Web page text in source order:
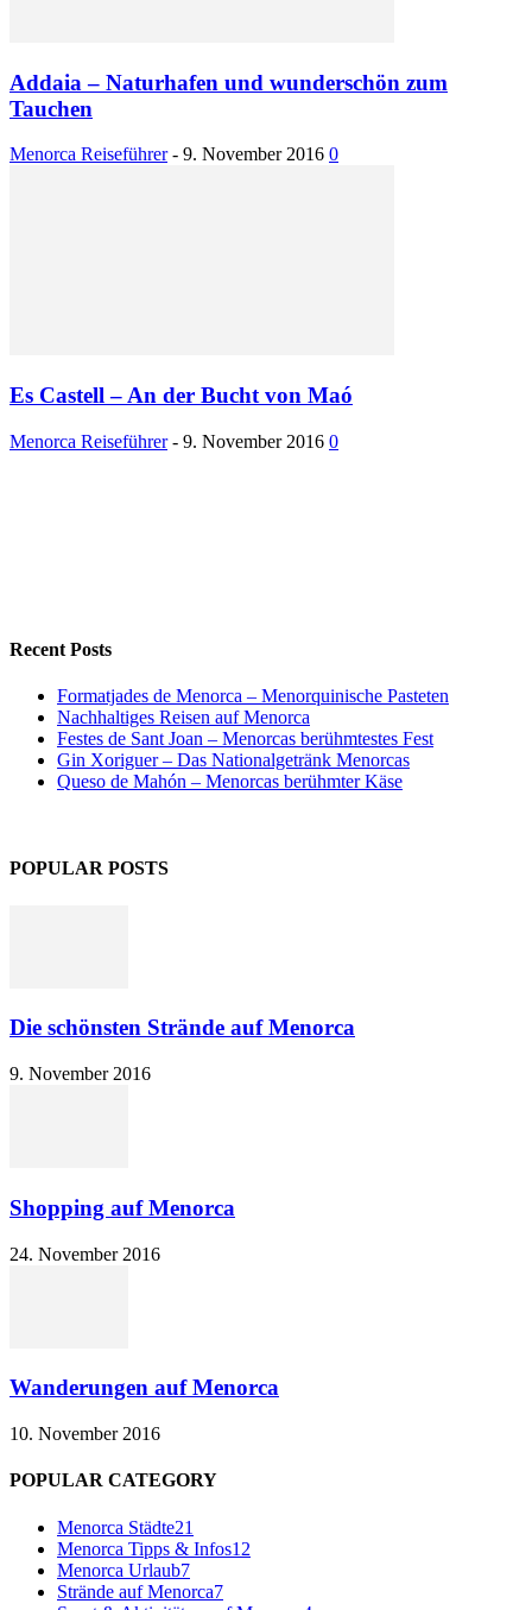
Addaia – Naturhafen und wunderschön zum
Tauchen
Menorca Reiseführer - 9. November 2016 0
Es Castell – An der Bucht von Maó
Menorca Reiseführer - 9. November 2016 0
Recent Posts
Formatjades de Menorca – Menorquinische Pasteten
Nachhaltiges Reisen auf Menorca
Festes de Sant Joan – Menorcas berühmtestes Fest
Gin Xoriguer – Das Nationalgetränk Menorcas
Queso de Mahón – Menorcas berühmter Käse
POPULAR POSTS
Die schönsten Strände auf Menorca
9. November 2016
Shopping auf Menorca
24. November 2016
Wanderungen auf Menorca
10. November 2016
POPULAR CATEGORY
Menorca Städte21
Menorca Tipps & Infos12
Menorca Urlaub7
Strände auf Menorca7